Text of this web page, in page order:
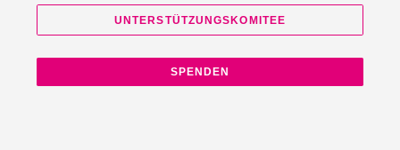
UNTERSTÜTZUNGSKOMITEE
SPENDEN